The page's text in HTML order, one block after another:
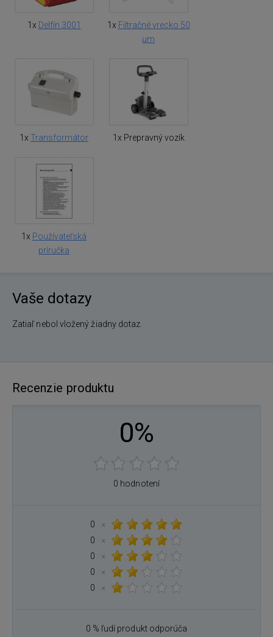
1x Delfín 3001 1x Filtračné vrecko 50
μm
1x Transformátor 1x Prepravný vozík
1x Používateľská
príručka
Vaše dotazy
Zatiaľ nebol vložený žiadny dotaz.
Recenzie produktu
0%
0 hodnotení
0
×
0
×
0
×
0
×
0
×
0 % ľudí produkt odporúča